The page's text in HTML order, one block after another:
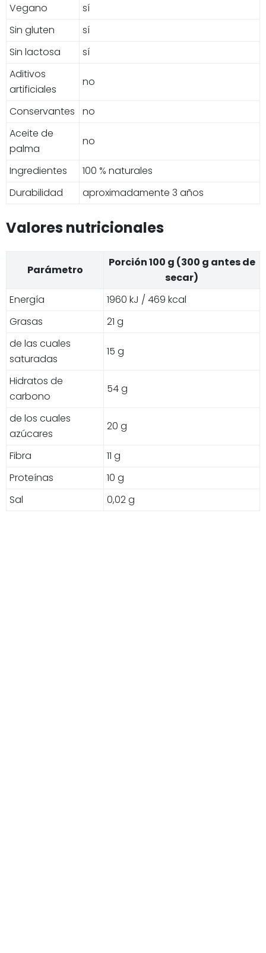
Vegano
sí
Sin gluten
sí
Sin lactosa
sí
Aditivos
artificiales
no
Conservantes
no
Aceite de
palma
no
Ingredientes
100 % naturales
Durabilidad
aproximadamente 3 años
Valores nutricionales
Parámetro
Porción 100 g (300 g antes de
secar)
Energía
1960 kJ / 469 kcal
Grasas
21 g
de las cuales
saturadas
15 g
Hidratos de
carbono
54 g
de los cuales
azúcares
20 g
Fibra
11 g
Proteínas
10 g
Sal
0,02 g